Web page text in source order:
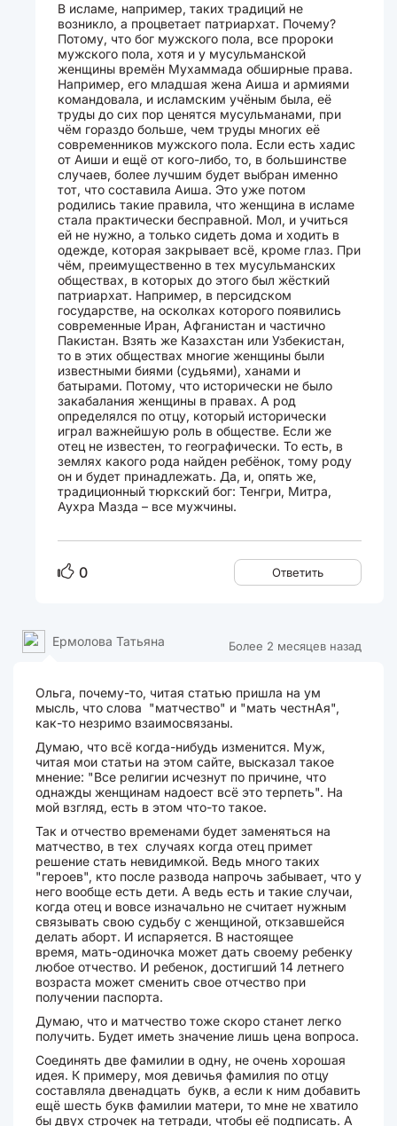
В исламе, например, таких традиций не
возникло, а процветает патриархат. Почему?
Потому, что бог мужского пола, все пророки
мужского пола, хотя и у мусульманской
женщины времён Мухаммада обширные права.
Например, его младшая жена Аиша и армиями
командовала, и исламским учёным была, её
труды до сих пор ценятся мусульманами, при
чём гораздо больше, чем труды многих её
современников мужского пола. Если есть хадис
от Аиши и ещё от кого-либо, то, в большинстве
случаев, более лучшим будет выбран именно
тот, что составила Аиша. Это уже потом
родились такие правила, что женщина в исламе
стала практически бесправной. Мол, и учиться
ей не нужно, а только сидеть дома и ходить в
одежде, которая закрывает всё, кроме глаз. При
чём, преимущественно в тех мусульманских
обществах, в которых до этого был жёсткий
патриархат. Например, в персидском
государстве, на осколках которого появились
современные Иран, Афганистан и частично
Пакистан. Взять же Казахстан или Узбекистан,
то в этих обществах многие женщины были
известными биями (судьями), ханами и
батырами. Потому, что исторически не было
закабалания женщины в правах. А род
определялся по отцу, который исторически
играл важнейшую роль в обществе. Если же
отец не известен, то географически. То есть, в
землях какого рода найден ребёнок, тому роду
он и будет принадлежать. Да, и, опять же,
традиционный тюркский бог: Тенгри, Митра,
Аухра Мазда – все мужчины.
0 Ответить
Более 2 месяцев назад
Ермолова Татьяна
Ольга, почему-то, читая статью пришла на ум
мысль, что слова "матчество" и "мать честнАя",
как-то незримо взаимосвязаны.
Думаю, что всё когда-нибудь изменится. Муж,
читая мои статьи на этом сайте, высказал такое
мнение: "Все религии исчезнут по причине, что
однажды женщинам надоест всё это терпеть". На
мой взгляд, есть в этом что-то такое.
Так и отчество временами будет заменяться на
матчество, в тех случаях когда отец примет
решение стать невидимкой. Ведь много таких
"героев", кто после развода напрочь забывает, что у
него вообще есть дети. А ведь есть и такие случаи,
когда отец и вовсе изначально не считает нужным
связывать свою судьбу с женщиной, откзавшейся
делать аборт. И испаряется. В настоящее
время, мать-одиночка может дать своему ребенку
любое отчество. И ребенок, достигший 14 летнего
возраста может сменить свое отчество при
получении паспорта.
Думаю, что и матчество тоже скоро станет легко
получить. Будет иметь значение лишь цена вопроса.
Соединять две фамилии в одну, не очень хорошая
идея. К примеру, моя девичья фамилия по отцу
составляла двенадцать букв, а если к ним добавить
ещё шесть букв фамилии матери, то мне не хватило
бы двух строчек на тетради, чтобы её подписать. А